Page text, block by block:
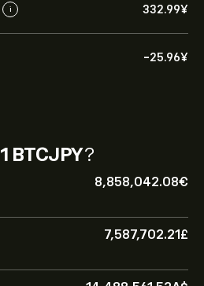
1 BTCJPY?
8,858,042.08‎€‎
7,587,702.21‎£‎
i 332.99‎¥‎
-25.96‎¥‎